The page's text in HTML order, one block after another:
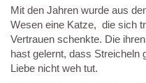
Mit den Jahren wurde aus
Wesen eine Katze, die sich
Vertrauen schenkte. Die
hast gelernt, dass Streicheln
Liebe nicht weh tut.